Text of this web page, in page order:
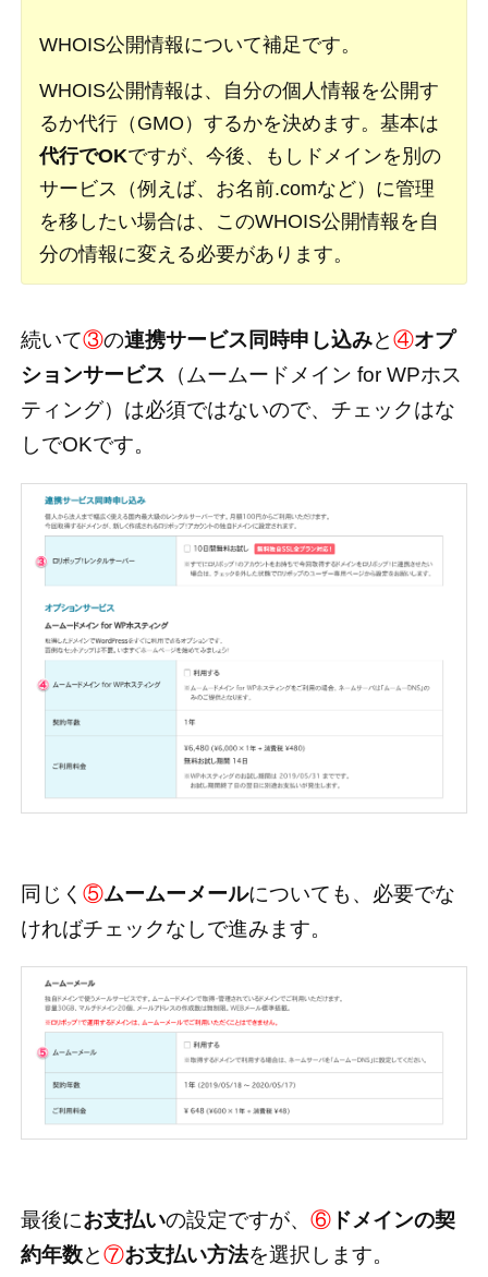
WHOIS公開情報について補足です。
WHOIS公開情報は、自分の個人情報を公開す
るか代行（GMO）するかを決めます。基本は
代行でOKですが、今後、もしドメインを別の
サービス（例えば、お名前.comなど）に管理
を移したい場合は、このWHOIS公開情報を自
分の情報に変える必要があります。
続いて③の連携サービス同時申し込みと④オプ
ションサービス （ムームードメイン for WPホス
ティング）は必須ではないので、チェックはな
しでOKです。
同じく ⑤ムームーメールについても、必要でな
ければチェックなしで進みます。
最後にお支払いの設定ですが、 ⑥ドメインの契
約年数と⑦お支払い方法を選択します。